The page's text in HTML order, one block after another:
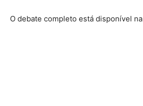
O debate completo está disponível na